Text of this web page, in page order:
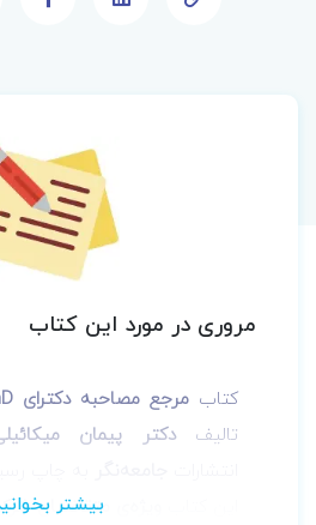
مروری در مورد این کتاب
کتاب مرجع مصاحبه دکترای PhD وزارت بهداشت
تالیف دکتر پیمان
ویژه­‌ی متقاضیان